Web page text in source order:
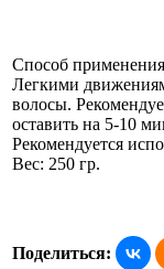
Способ
Легкими
волосы.
оставить на 5-10
Рекомендуется
Вес: 250 гр.
Поделиться: